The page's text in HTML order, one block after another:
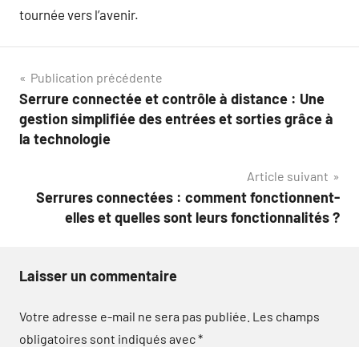
tournée vers l’avenir.
Navigation
de
l’article
Publication précédente
Serrure connectée et contrôle à distance : Une
gestion simplifiée des entrées et sorties grâce à
la technologie
Article suivant
Serrures connectées : comment fonctionnent-
elles et quelles sont leurs fonctionnalités ?
Laisser un commentaire
Votre adresse e-mail ne sera pas publiée. Les champs
obligatoires sont indiqués avec*